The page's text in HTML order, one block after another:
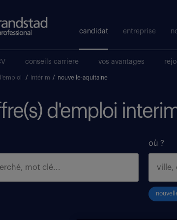
candidat entreprise
conseils carriere vos avantages
/ intérim / nouvelle-aquitaine
d'emploi
où ?